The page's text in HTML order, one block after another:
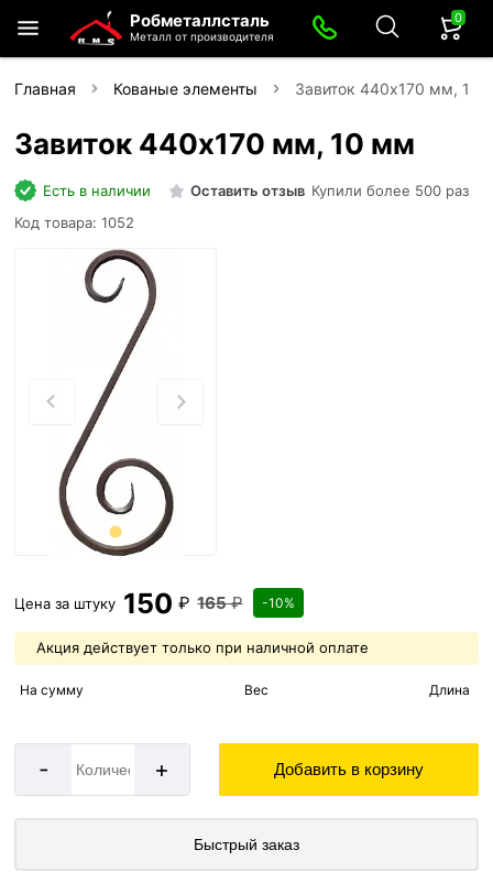
Робметаллсталь
Металл от производителя
0
Главная Кованые элементы Завиток 440х170 мм, 10
Завиток 440х170 мм, 10 мм
Есть в наличии Оставить отзыв Купили более 500 раз
Код товара: 1052
Цена за штуку 150 ₽ 165₽ -10%
Акция действует только при наличной оплате
На сумму Вес Длина
- + Добавить в корзину
Быстрый заказ